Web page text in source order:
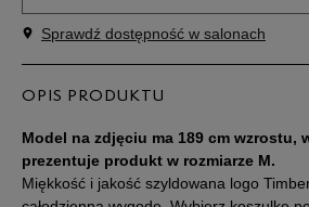
Powiadom o
dostępności
Powiadom o
dostępności
Sprawdź dostępność w salonach
OPIS PRODUKTU
Model na zdjęciu ma 189 cm wzrostu,
prezentuje produkt w rozmiarze M.
Miękkość i jakość szyldowana logo